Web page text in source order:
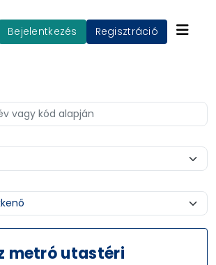
Bejelentkezés Regisztráció
metró utastéri